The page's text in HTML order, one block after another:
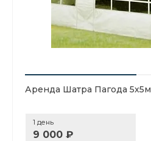
Аренда Шатра Пагода 5х5м
1 день
9 000 ₽